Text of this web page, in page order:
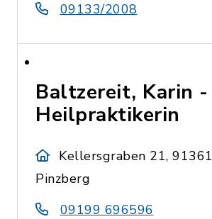
09133/2008
Baltzereit, Karin -
Heilpraktikerin
Kellersgraben 21, 91361
Pinzberg
09199 696596